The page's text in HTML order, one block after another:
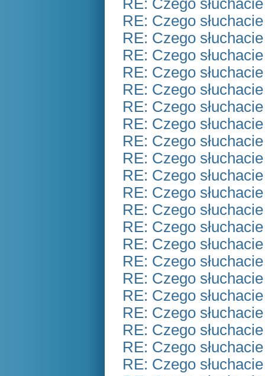
RE: Czego
RE: Czego
RE: Czego
RE: Czego
RE: Czego
RE: Czego
RE: Czego
RE: Czego
RE: Czego
RE: Czego
RE: Czego
RE: Czego
RE: Czego
RE: Czego
RE: Czego
RE: Czego
RE: Czego
RE: Czego
RE: Czego
RE: Czego
RE: Czego
RE: Czego